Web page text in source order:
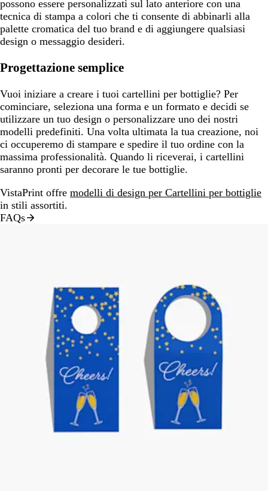
possono essere personalizzati sul lato anteriore con una
tecnica di stampa a colori che ti consente di abbinarli alla
palette cromatica del tuo brand e di aggiungere qualsiasi
design o messaggio desideri.
Progettazione semplice
Vuoi iniziare a creare i tuoi cartellini per bottiglie? Per
cominciare, seleziona una forma e un formato e decidi se
utilizzare un tuo design o personalizzare uno dei nostri
modelli predefiniti. Una volta ultimata la tua creazione, noi
ci occuperemo di stampare e spedire il tuo ordine con la
massima professionalità. Quando li riceverai, i cartellini
saranno pronti per decorare le tue bottiglie.
VistaPrint offre modelli di design per Cartellini per bottiglie
in stili assortiti.
FAQs